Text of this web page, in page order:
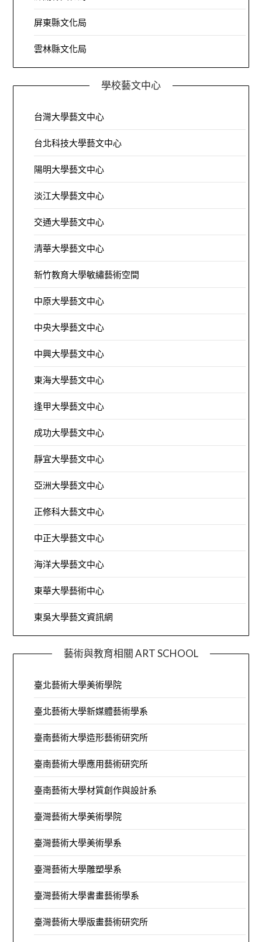
屏東縣文化局
雲林縣文化局
學校藝文中心
台灣大學藝文中心
台北科技大學藝文中心
陽明大學藝文中心
淡江大學藝文中心
交通大學藝文中心
清華大學藝文中心
新竹教育大學敏繡藝術空間
中原大學藝文中心
中央大學藝文中心
中興大學藝文中心
東海大學藝文中心
逢甲大學藝文中心
成功大學藝文中心
靜宜大學藝文中心
亞洲大學藝文中心
正修科大藝文中心
中正大學藝文中心
海洋大學藝文中心
東華大學藝術中心
東吳大學藝文資訊網
藝術與教育相關 ART SCHOOL
臺北藝術大學美術學院
臺北藝術大學新媒體藝術學系
臺南藝術大學造形藝術研究所
臺南藝術大學應用藝術研究所
臺南藝術大學材質創作與設計系
臺灣藝術大學美術學院
臺灣藝術大學美術學系
臺灣藝術大學雕塑學系
臺灣藝術大學書畫藝術學系
臺灣藝術大學版畫藝術研究所